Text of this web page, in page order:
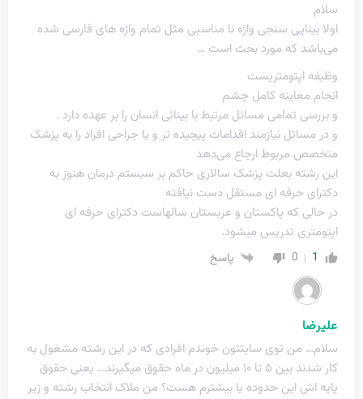
سلام
اولا بینایی سنجی واژه نا مناسبی مثل تمام واژه های فارسی شده
می‌باشد که مورد بحث است …
وظیفه اپتومتریست
انجام معاینه کامل چشم
و بررسی تمامی مسائل مرتبط با بینائی انسان را بر عهده دارد .
و در مسائل نیازمند اقدامات پیچیده تر و یا جراحی افراد را به پزشک
متخصص مربوط ارجاع می‌دهد
این رشته بعلت پزشک سالاری حاکم بر سیستم درمان هنوز به
دکترای حرفه ای مستقل دست نیافته
در حالی که پاکستان و عربستان سالهاست دکترای حرفه ای
اپتومتری تدریس میشود.
1
0 پاسخ
علیرضا
سلام… من توی سایتتون‌ خوندم افرادی که در این رشته مشغول به
کار شدند بین ۵ تا ۱۰ میلیون در ماه حقوق میگیرند… یعنی حقوق
پایه اش این حدوده یا بیشترم هست؟ من ملاک انتخاب رشته و زیر